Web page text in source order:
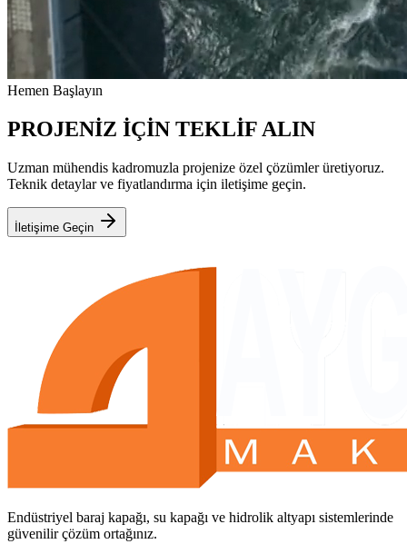
Hemen Başlayın
PROJENİZ İÇİN TEKLİF ALIN
Uzman mühendis kadromuzla projenize özel çözümler üretiyoruz.
Teknik detaylar ve fiyatlandırma için iletişime geçin.
İletişime Geçin
Endüstriyel baraj kapağı, su kapağı ve hidrolik altyapı sistemlerinde
güvenilir çözüm ortağınız.